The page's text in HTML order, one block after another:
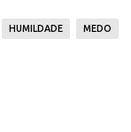
HUMILDADE MEDO